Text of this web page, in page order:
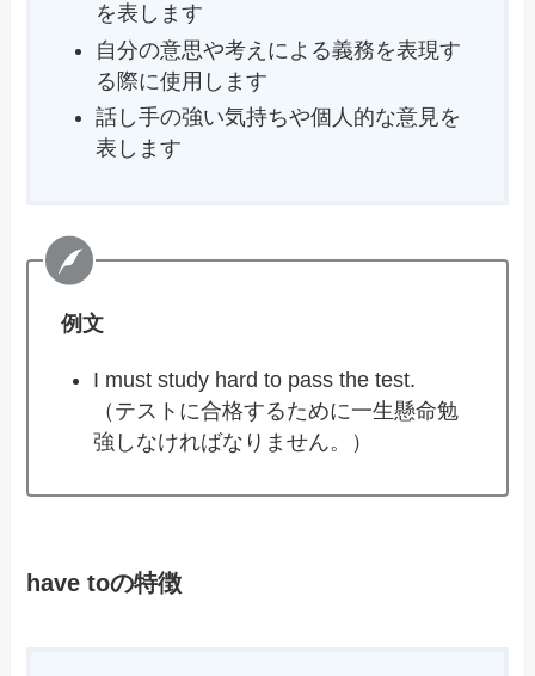
を表します
自分の意思や考えによる義務を表現す
る際に使用します
話し手の強い気持ちや個人的な意見を
表します
例文
I must study hard to pass the test.
（テストに合格するために一生懸命勉
強しなければなりません。）
have toの特徴